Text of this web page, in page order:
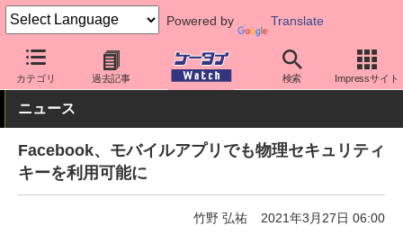
Powered by Translate
カテゴリ 過去記事 検索 Impressサイト
ケータイ Watch アプリ・サービス SNS
ニュース
Facebook、モバイルアプリでも物理セキュリティ
キーを利用可能に
竹野 弘祐 2021年3月27日 06:00